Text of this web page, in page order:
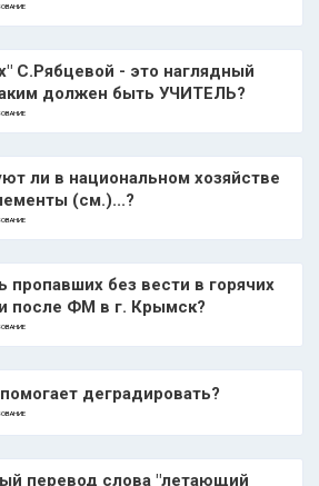
С.Рябцевой - это наглядный
должен быть УЧИТЕЛЬ?
ли в национальном хозяйстве
(см.)...?
пропавших без вести в горячих
после ФМ в г. Крымск?
деградировать?
перевод слова "летающий